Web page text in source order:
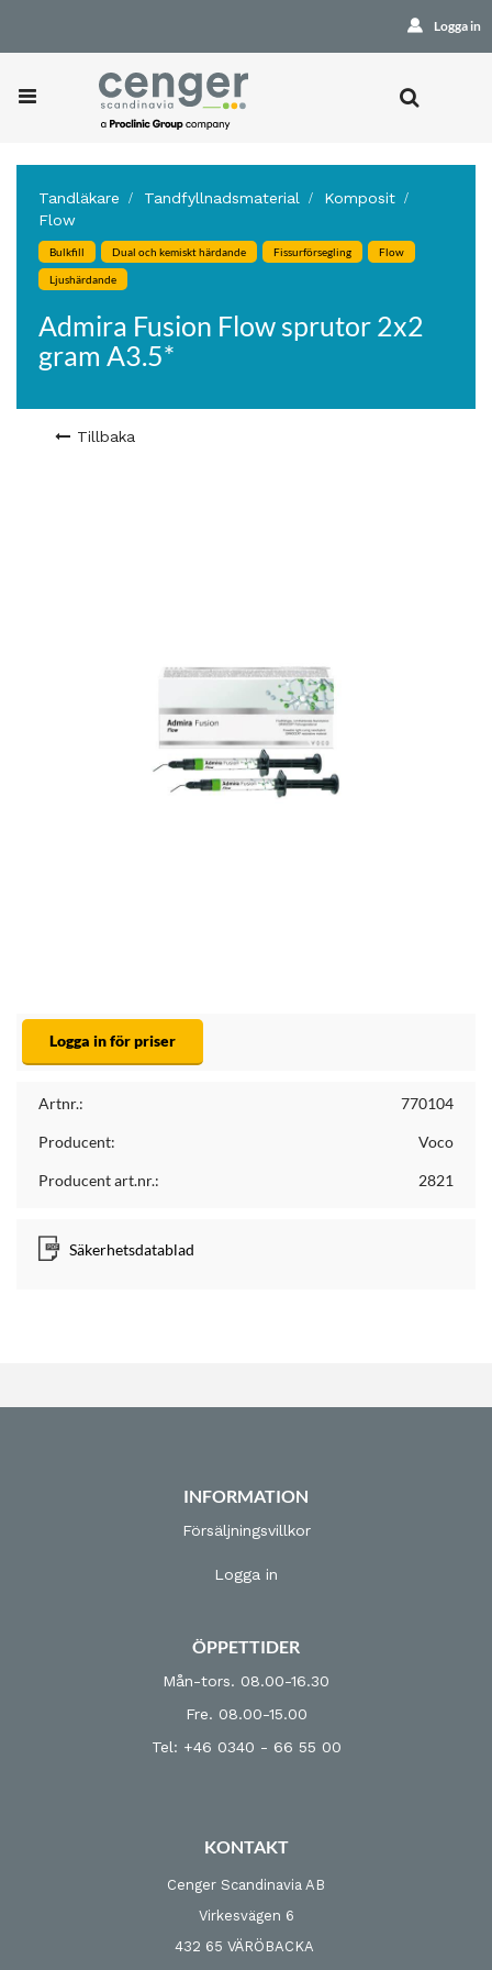
Logga in
Tandläkare Tandfyllnadsmaterial
Komposit
Flow
Bulkfill Dual och kemiskt härdande Fissurförsegling Flow
Ljushärdande
Admira Fusion Flow sprutor 2x2
gram A3.5*
Tillbaka
Logga in för priser
Artnr.: 770104
Producent: Voco
Producent art.nr.: 2821
Säkerhetsdatablad
INFORMATION
Försäljningsvillkor
Logga in
ÖPPETTIDER
Mån-tors. 08.00-16.30
Fre. 08.00-15.00
Tel: +46 0340 - 66 55 00
KONTAKT
Cenger Scandinavia AB
Virkesvägen 6
432 65 VÄRÖBACKA